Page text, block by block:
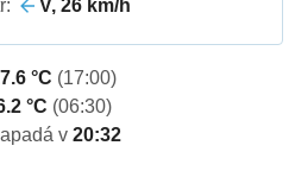
V, 26 km/h
°C (17:00)
°C (06:30)
v 20:32